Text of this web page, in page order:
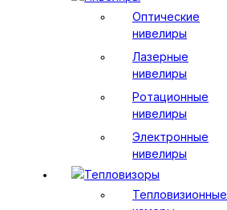
Оптические
нивелиры
Лазерные
нивелиры
Ротационные
нивелиры
Электронные
нивелиры
Тепловизоры
Тепловизионные